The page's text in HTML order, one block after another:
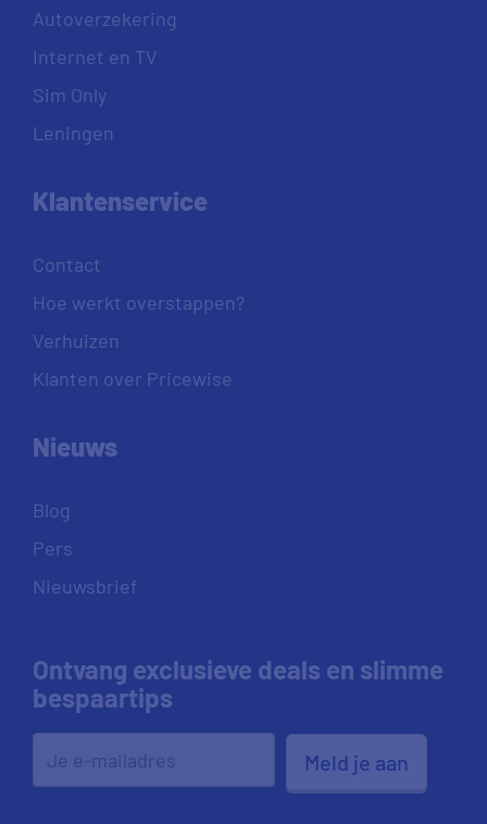
Autoverzekering
Internet en TV
Sim Only
Leningen
Klantenservice
Contact
Hoe werkt overstappen?
Verhuizen
Klanten over Pricewise
Nieuws
Blog
Pers
Nieuwsbrief
Ontvang exclusieve deals en slimme
bespaartips
Meld je aan